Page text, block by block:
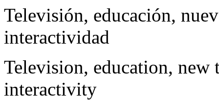
Televisión, educación,
interactividad
Television, education,
interactivity